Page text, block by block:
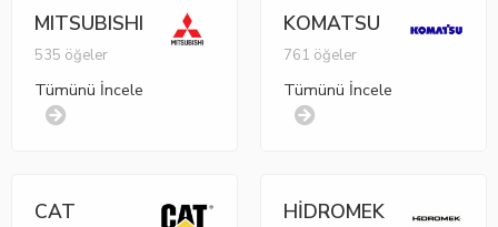
MITSUBISHI
535 öğeler
Tümünü İncele
KOMATSU
761 öğeler
Tümünü İncele
CAT HİDROMEK